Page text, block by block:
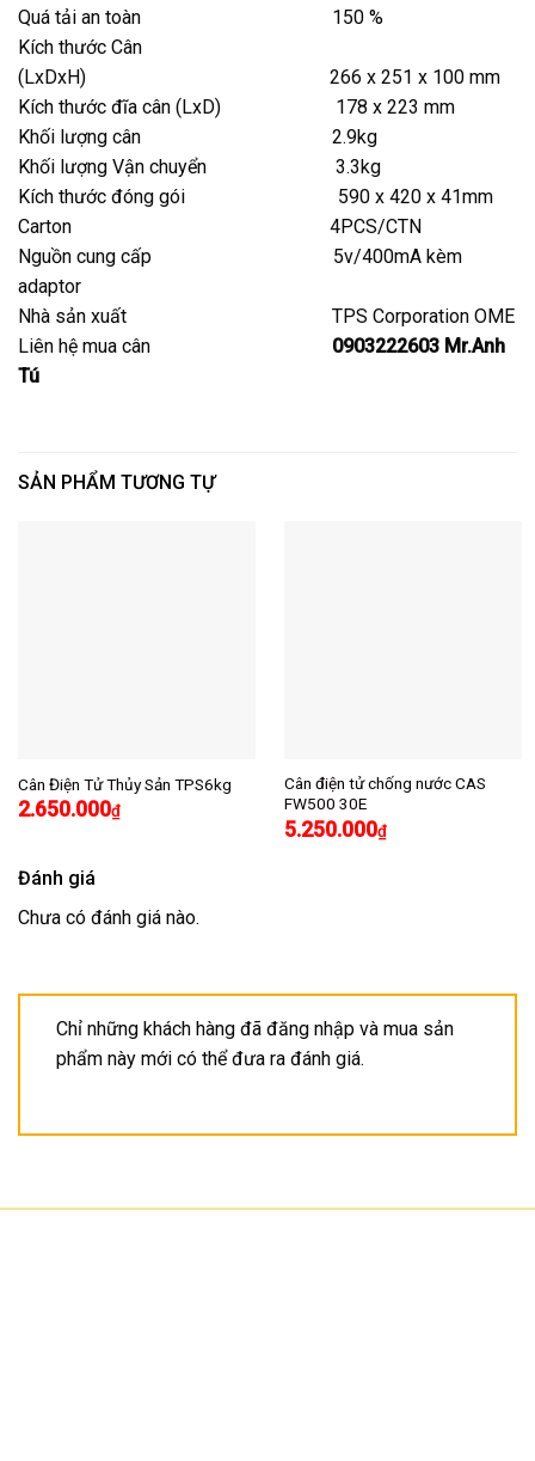
Quá tải an toàn 150 %
Kích thước Cân
(LxDxH) 266 x 251 x 100 mm
Kích thước đĩa cân (LxD) 178 x 223 mm
Khối lượng cân 2.9kg
Khối lượng Vận chuyển 3.3kg
Kích thước đóng gói 590 x 420 x 41mm
Carton 4PCS/CTN
Nguồn cung cấp 5v/400mA kèm
adaptor
Nhà sản xuất TPS Corporation OME
Liên hệ mua cân 0903222603 Mr.Anh
Tú
SẢN PHẨM TƯƠNG TỰ
Cân Điện Tử Thủy Sản TPS6kg
2.650.000₫
Cân điện tử chống nước CAS
FW500 30E
5.250.000₫
Đánh giá
Chưa có đánh giá nào.
Chỉ những khách hàng đã đăng nhập và mua sản
phẩm này mới có thể đưa ra đánh giá.